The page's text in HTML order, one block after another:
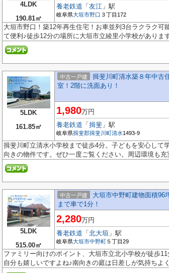
4LDK
190.81㎡
養老鉄道 「 友江 」駅
岐阜県大垣市野口 ３丁目172
大垣市野口！築12年再生住宅！お車並列3台ラクラク可
て便利♪徒歩12分の場所に大垣市立綾里小学校がありま
5LDK
161.85㎡
中古一戸建
揖斐川町清水築８年中古
室！2階に洗面あり！
1,980万円
養老鉄道 「 揖斐 」駅
岐阜県揖斐郡揖斐川町清水1493-9
揖斐川町立清水小学校まで徒歩4分。子どもを安心し
向きの物件です。ぜひ一度ご覧ください。周辺環境も
5LDK
515.00㎡
中古一戸建
大垣市中野町建物面積96
まで車で1分！
2,280万円
養老鉄道 「 北大垣 」駅
岐阜県大垣市中野町 ５丁目29
ファミリー向けのポイント、大垣市立北小学校が徒歩
自分も嬉しいですよね♪南向きの庭は日差しが気持ちよ